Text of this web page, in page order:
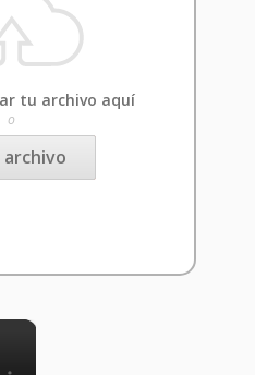
tu archivo aquí
o
archivo
×